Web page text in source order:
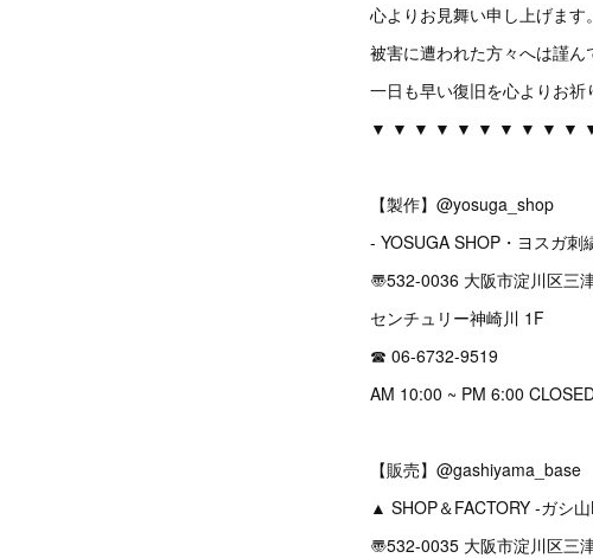
心よりお見舞い申し上げます。
被害に遭われた方々へは謹
一日も早い復旧を心よりお祈
▼ ▼ ▼ ▼ ▼ ▼ ▼ ▼ ▼ ▼
【製作】@yosuga_shop
- YOSUGA SHOP・ヨスガ刺
〠532-0036 大阪市淀川区三
センチュリー神崎川 1F
☎︎ 06-6732-9519
AM 10:00 ~ PM 6:00
【販売】@gashiyama_base
▲ SHOP＆FACTORY -ガシ
〠532-0035 大阪市淀川区三